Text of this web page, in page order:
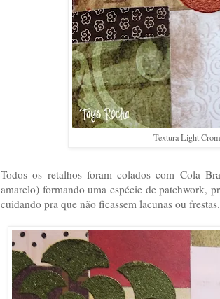
Textura Light
Todos os retalhos foram colados com Cola
amarelo) formando uma espécie de patchwork,
cuidando pra que não ficassem lacunas ou